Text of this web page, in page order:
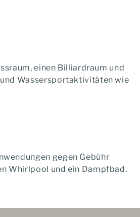
einen Billiardraum und
und Wassersportaktivitäten wie
gegen Gebühr
Whirlpool und ein Dampfbad.